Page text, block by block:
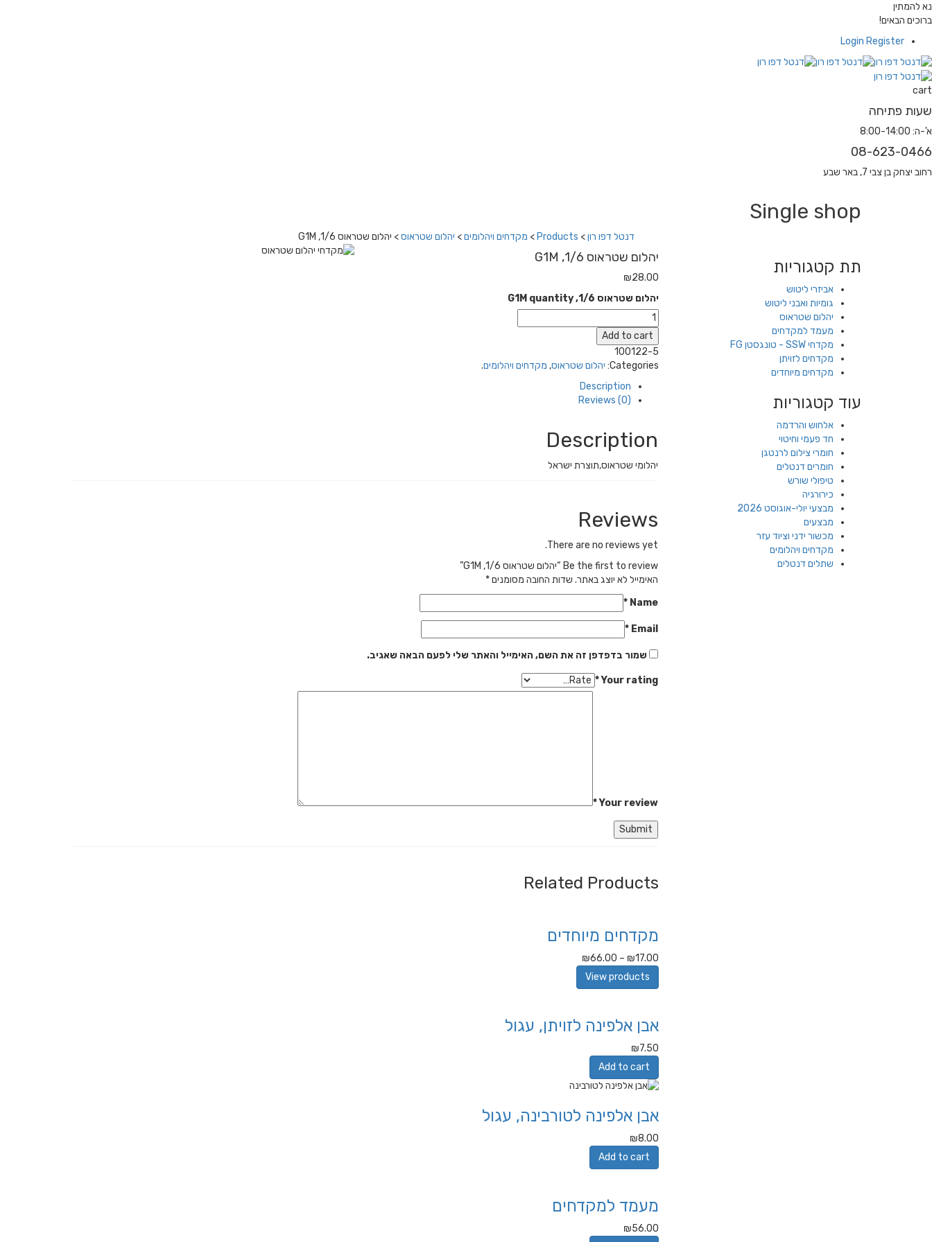
נא להמתין
ברוכים הבאים!
Login Register
cart
שעות פתיחה
א'-ה: 8:00-14:00
08-623-0466
רחוב יצחק בן צבי 7, באר שבע
Single shop
דנטל דפו רון>
Products
> מקדחים ויהלומים> יהלום שטראוס> יהלום שטראוס 1/6, G1M
יהלום שטראוס 1/6, G1M
₪28.00
יהלום שטראוס 1/6, G1M quantity
Add to cart
100122-5
Categories: יהלום שטראוס, מקדחים ויהלומים.
Description
Reviews (0)
Description
יהלומי שטראוס,תוצרת ישראל
Reviews
There are no reviews yet.
Be the first to review “יהלום שטראוס 1/6, G1M”
האימייל לא יוצג באתר. שדות החובה מסומנים*
Name
*
Email
*
שמור בדפדפן זה את השם, האימייל והאתר שלי לפעם הבאה שאגיב.
Your rating
*
Your review
*
Related Products
מקדחים מיוחדים
₪17.00
–
₪66.00
View products
אבן אלפינה לזויתן, עגול
₪7.50
Add to cart
אבן אלפינה לטורבינה, עגול
₪8.00
Add to cart
מעמד למקדחים
₪56.00
תת קטגוריות
אביזרי ליטוש
גומיות ואבני ליטוש
יהלום שטראוס
מעמד למקדחים
מקדחי SSW - טונגסטן FG
מקדחים לזויתן
מקדחים מיוחדים
עוד קטגוריות
אלחוש והרדמה
חד פעמי וחיטוי
חומרי צילום לרנטגן
חומרים דנטלים
טיפולי שורש
כירורגיה
מבצעי יולי-אוגוסט 2026
מבצעים
מכשור ידני וציוד עזר
מקדחים ויהלומים
שתלים דנטלים